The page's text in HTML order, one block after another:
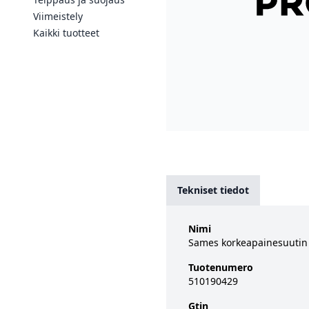
Viimeistely
Kaikki tuotteet
Tekniset tiedot
Nimi
Sames
Tuotenumero
510190429
Gtin